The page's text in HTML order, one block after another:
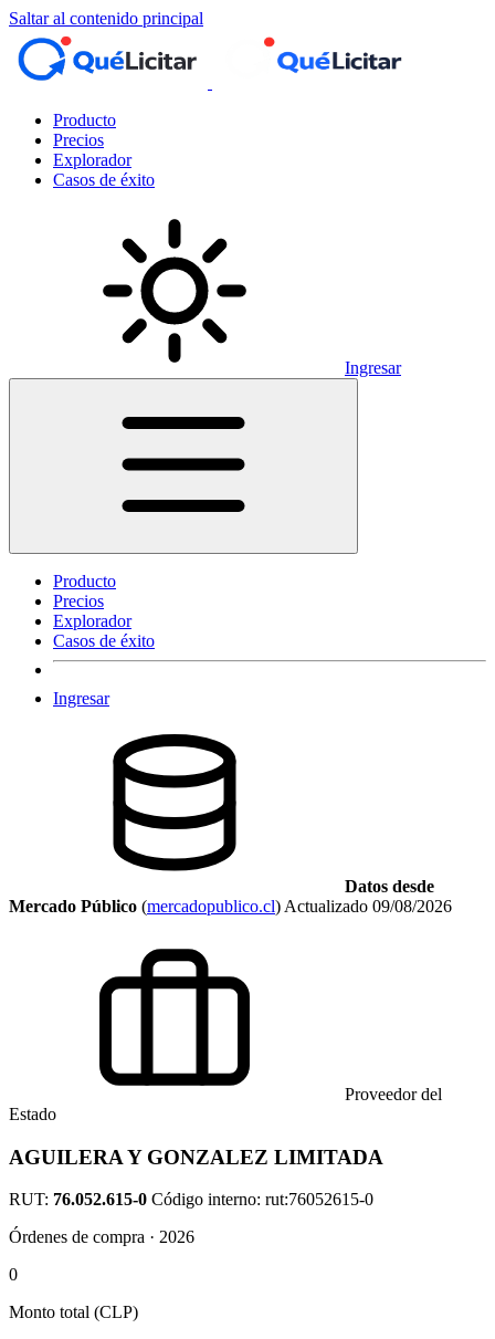
Saltar al contenido principal
Producto
Precios
Explorador
Casos de éxito
Ingresar
Producto
Precios
Explorador
Casos de éxito
Ingresar
Datos desde
Mercado Público (mercadopublico.cl) Actualizado 09/08/2026
Proveedor del
Estado
AGUILERA Y GONZALEZ LIMITADA
RUT: 76.052.615-0 Código interno: rut:76052615-0
Órdenes de compra · 2026
0
Monto total (CLP)